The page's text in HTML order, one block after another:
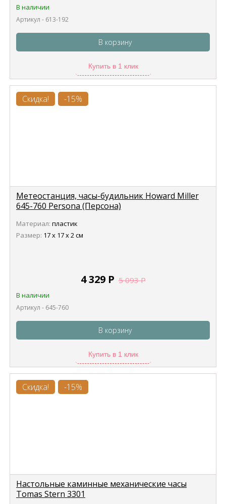
В наличии
Артикул - 613-192
В корзину
Купить в 1 клик
Скидка! -15%
Метеостанция, часы-будильник Howard Miller
645-760 Persona (Персона)
Материал: пластик
Размер: 17 х 17 х 2 см
4 329 Р 5 093Р
В наличии
Артикул - 645-760
В корзину
Купить в 1 клик
Скидка! -15%
Настольные каминные механические часы
Tomas Stern 3301